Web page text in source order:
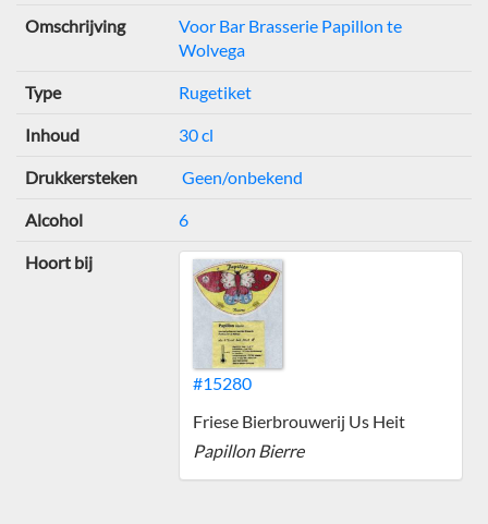
Omschrijving
Voor Bar Brasserie Papillon te
Wolvega
Type Rugetiket
Inhoud 30 cl
Drukkersteken Geen/onbekend
Alcohol 6
Hoort bij
#15280
Friese Bierbrouwerij Us Heit
Papillon Bierre